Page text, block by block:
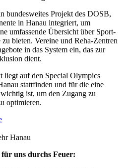
bundesweites Projekt des DOSB,
in Hanau integriert, um
umfassende Übersicht über Sport-
bieten. Vereine und Reha-Zentren
in das System ein, das zur
dient.
liegt auf den Special Olympics
stattfinden und für die eine
ist, um den Zugang zu
optimieren.
Hanau
uns durchs Feuer: